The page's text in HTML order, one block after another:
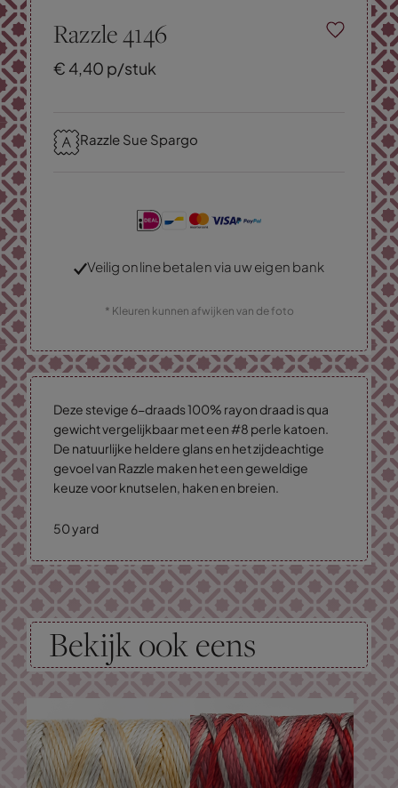
Razzle 4146
€ 4,40 p/stuk
Razzle Sue Spargo
Veilig online betalen via uw eigen bank
* Kleuren kunnen afwijken van de foto
Deze stevige 6-draads 100% rayon draad is qua
gewicht vergelijkbaar met een #8 perle katoen.
De natuurlijke heldere glans en het zijdeachtige
gevoel van Razzle maken het een geweldige
keuze voor knutselen, haken en breien.
50 yard
Bekijk ook eens